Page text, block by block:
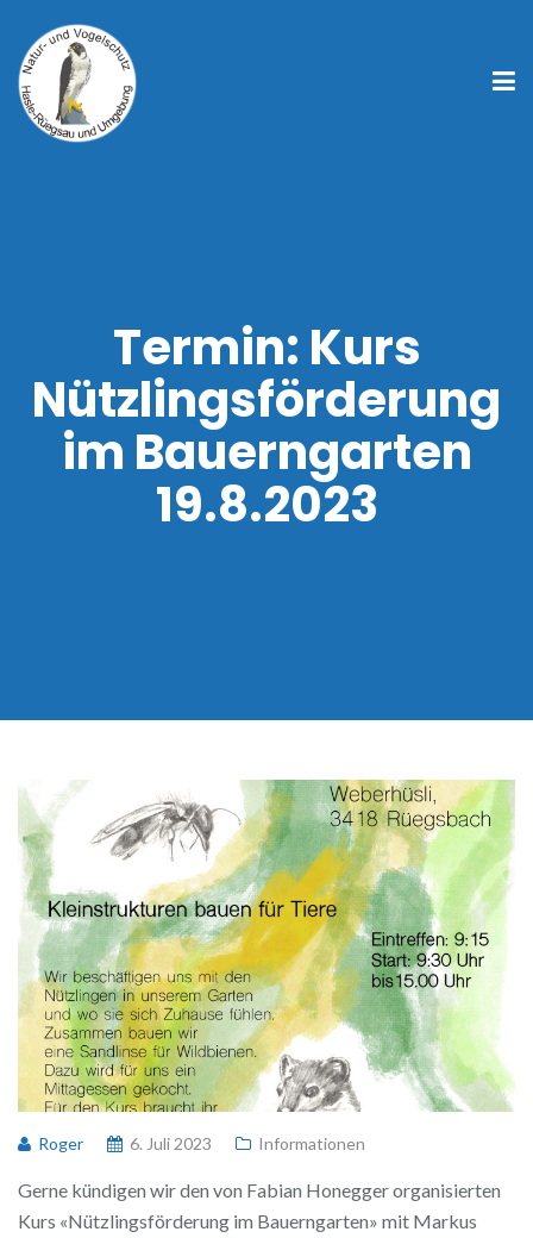
Termin: Kurs
Nützlingsförderung
im Bauerngarten
19.8.2023
Roger 6. Juli 2023 Informationen
Gerne kündigen wir den von Fabian Honegger organisierten
Kurs «Nützlingsförderung im Bauerngarten» mit Markus